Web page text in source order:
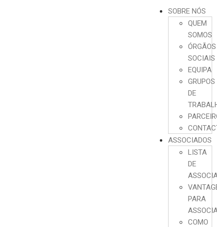
SOBRE NÓS
QUEM
SOMOS
ÓRGÃOS
SOCIAIS
EQUIPA
GRUPOS
DE
ASSOCIADOS
LISTA
DE
PARA
COMO